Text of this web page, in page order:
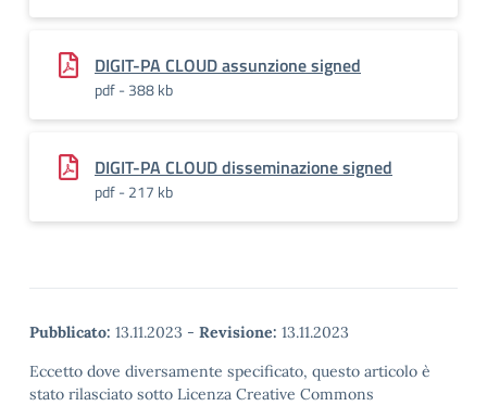
DIGIT-PA CLOUD assunzione signed
pdf - 388 kb
DIGIT-PA CLOUD disseminazione signed
pdf - 217 kb
Pubblicato: 13.11.2023 - Revisione: 13.11.2023
Eccetto dove diversamente specificato, questo articolo è
stato rilasciato sotto Licenza Creative Commons